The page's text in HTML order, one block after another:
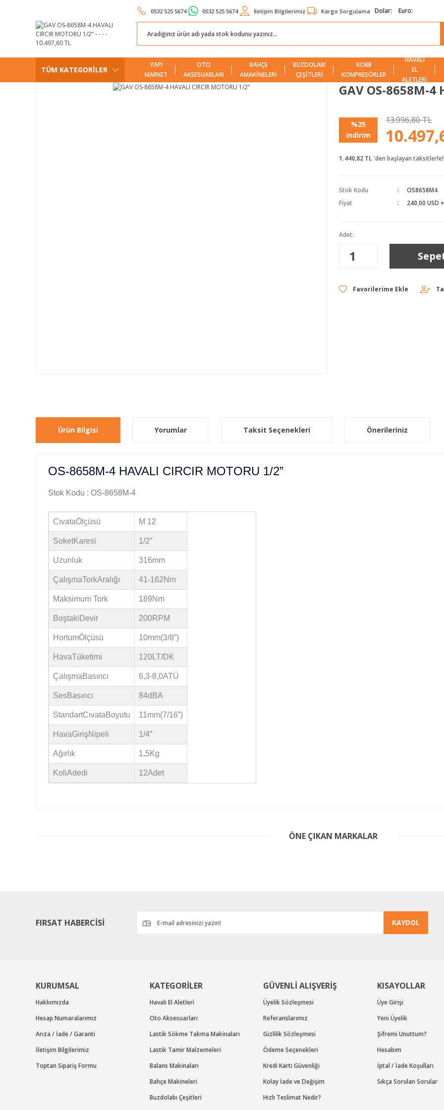
0532 525 5674 0532 525 5674 İletişim Bilgilerimiz Kargo Sorgulama Dolar: Euro:
TÜM KATEGORİLER
YAPI
MARKET
OTO
AKSESUARLARI
BAHÇE
AMAKİNELERİ
BUZDOLABI
ÇEŞİTLERİ
KOBB
KOMPRESÖRLER
HAVALI
EL
ALETLERİ
GAV OS-8658M-4
%25
indirim
13.996,80 TL
1.440,82 TL'den başlayan taksitlerle!!
Stok Kodu
OS8658M4
Fiyat
240,00 USD
Adet:
Ürün Bilgisi Yorumlar Taksit Seçenekleri Önerileriniz
OS-8658M-4 HAVALI CIRCIR MOTORU 1/2”
Stok Kodu : OS-8658M-4
CıvataÖlçüsü M 12
SoketKaresi 1/2”
Uzunluk 316mm
ÇalışmaTorkAralığı 41-162Nm
Maksimum Tork 189Nm
BoştakiDevir 200RPM
HortumÖlçüsü 10mm(3/8”)
HavaTüketimi 120LT/DK
ÇalışmaBasıncı 6,3-8,0ATÜ
SesBasıncı 84dBA
StandartCıvataBoyutu 11mm(7/16”)
HavaGirişNipeli 1/4”
Ağırlık 1,5Kg
KoliAdedi 12Adet
Bu ürüne ilk yorumu siz yapın!
Gönder
ÖNE ÇIKAN MARKALAR
FIRSAT HABERCİSİ KAYDOL
KURUMSAL
Hakkımızda
Hesap Numaralarımız
Arıza / İade / Garanti
İletişim Bilgilerimiz
Toptan Sipariş Formu
KATEGORİLER
Havalı El Aletleri
Oto Aksesuarları
Lastik Sökme Takma Makinaları
Lastik Tamir Malzemeleri
Balans Makinaları
Bahçe Makineleri
Buzdolabı Çeşitleri
GÜVENLİ ALIŞVERİŞ
Üyelik Sözleşmesi
Referanslarımız
Gizlilik Sözleşmesi
Ödeme Seçenekleri
Kredi Kartı Güvenliği
Kolay İade ve Değişim
Hızlı Teslimat Nedir?
KISAYOLLAR
Üye Girişi
Yeni Üyelik
Şifremi Unuttum?
Hesabım
İptal / İade Koşulları
Sıkça Sorulan Sorular